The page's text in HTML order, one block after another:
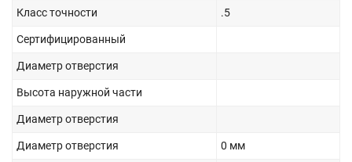
Класс точности .5
Сертифицированный
Диаметр отверстия
Высота наружной части
Диаметр отверстия
Диаметр отверстия 0 мм